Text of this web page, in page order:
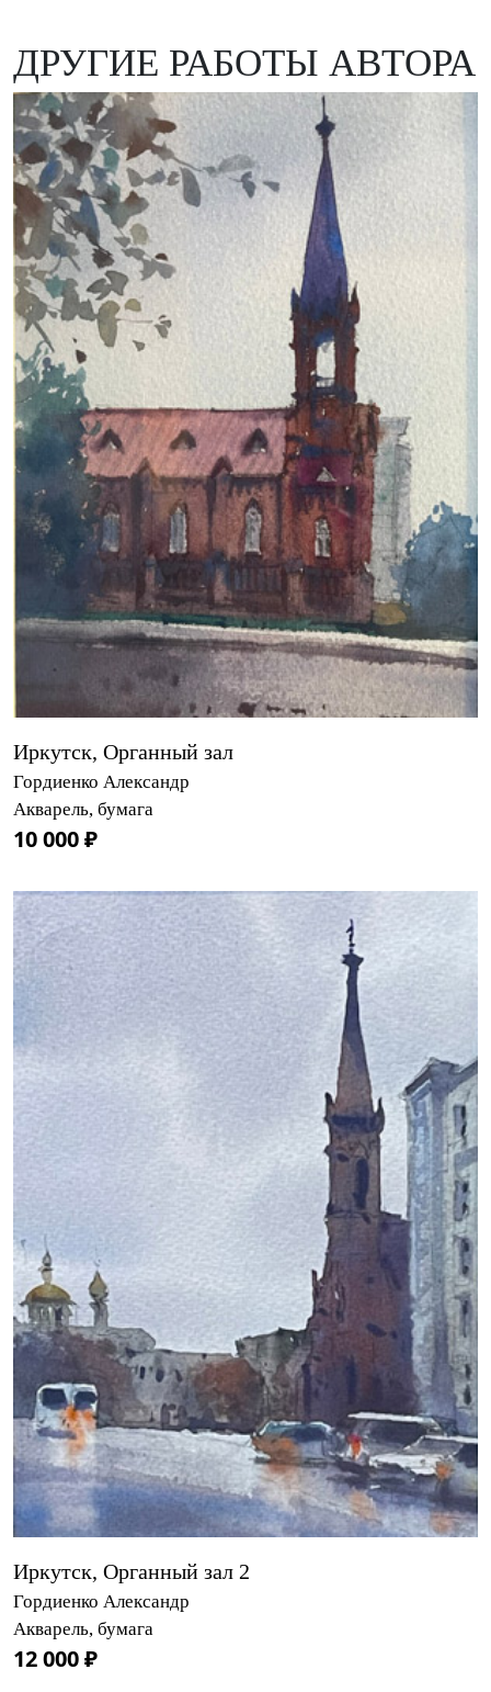
ДРУГИЕ РАБОТЫ АВТОРА
Иркутск, Органный зал
Гордиенко Александр
Акварель, бумага
10 000 ₽
Иркутск, Органный зал 2
Гордиенко Александр
Акварель, бумага
12 000 ₽